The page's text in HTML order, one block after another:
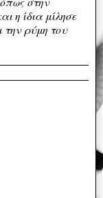
η ίδια μίλησε
την ρύμη του